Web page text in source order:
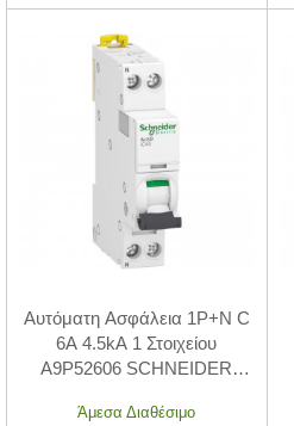
Αυτόματη Ασφάλεια 1P+N C
6A 4.5kA 1 Στοιχείου
A9P52606 SCHNEIDER
Άμεσα Διαθέσιμο